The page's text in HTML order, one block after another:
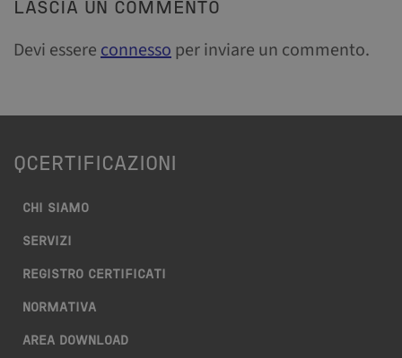
LASCIA UN COMMENTO
Devi essereconnessoper inviare un commento.
QCERTIFICAZIONI
CHI SIAMO
SERVIZI
REGISTRO CERTIFICATI
NORMATIVA
AREA DOWNLOAD